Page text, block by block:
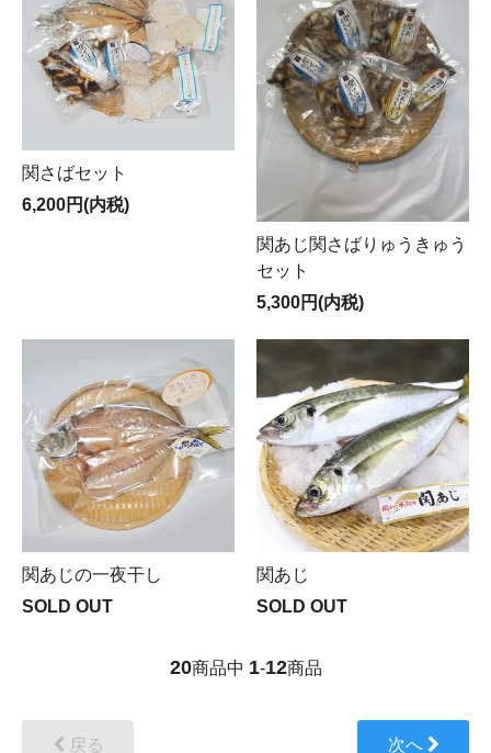
関さばセット
6,200円(内税)
関あじ関さばりゅうきゅう
セット
5,300円(内税)
関あじの一夜干し
SOLD OUT
関あじ
SOLD OUT
20商品中 1-12商品
戻る 次へ